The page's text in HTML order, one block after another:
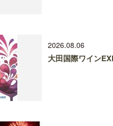
2026.08.06
大田国際ワイン